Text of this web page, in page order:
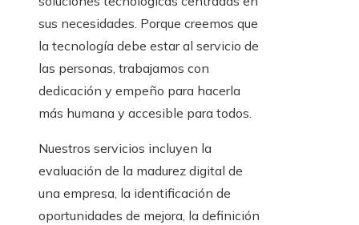
sus necesidades. Porque creemos que
la tecnología debe estar al servicio de
las personas, trabajamos con
dedicación y empeño para hacerla
más humana y accesible para todos.
Nuestros servicios incluyen la
evaluación de la madurez digital de
una empresa, la identificación de
oportunidades de mejora, la definición